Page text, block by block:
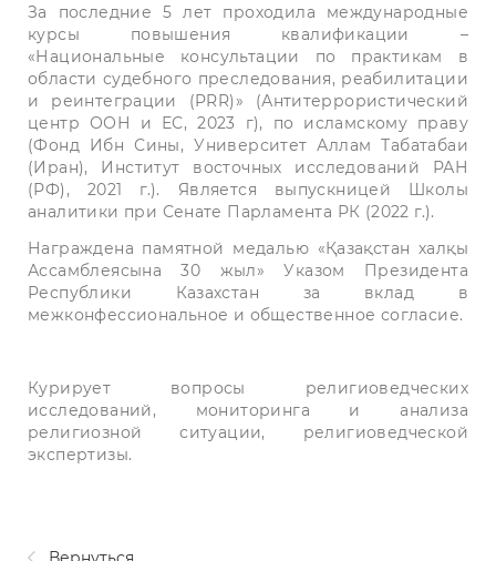
За последние 5 лет проходила международные
курсы повышения квалификации –
«Национальные консультации по практикам в
области судебного преследования, реабилитации
и реинтеграции (PRR)» (Антитеррористический
центр ООН и ЕС, 2023 г), по исламскому праву
(Фонд Ибн Сины, Университет Аллам Табатабаи
(Иран), Институт восточных исследований РАН
(РФ), 2021 г.). Является выпускницей Школы
аналитики при Сенате Парламента РК (2022 г.).
Награждена памятной медалью «Қазақстан халқы
Ассамблеясына 30 жыл» Указом Президента
Республики Казахстан за вклад в
межконфессиональное и общественное согласие.
Курирует вопросы религиоведческих
исследований, мониторинга и анализа
религиозной ситуации, религиоведческой
экспертизы.